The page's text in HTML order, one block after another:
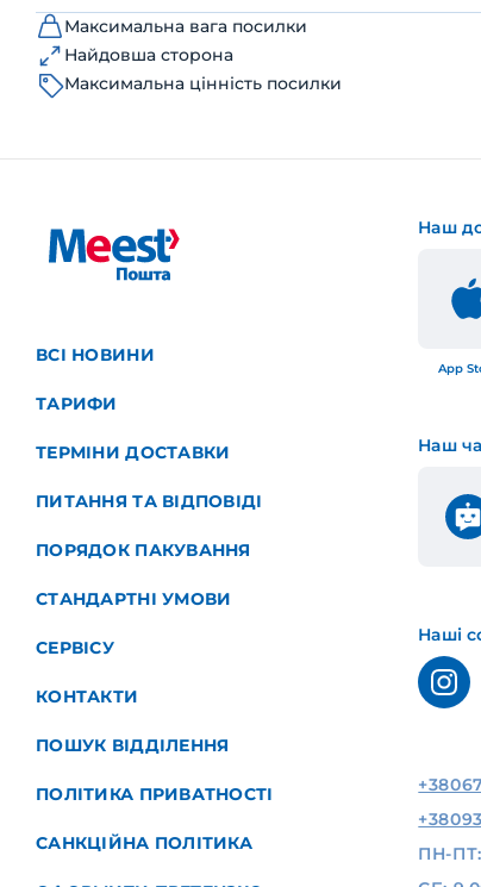
Максимальна вага посилки
Найдовша сторона
Максимальна цінність посилки
ВСІ НОВИНИ
ТАРИФИ
ТЕРМІНИ ДОСТАВКИ
ПИТАННЯ ТА ВІДПОВІДІ
ПОРЯДОК ПАКУВАННЯ
СТАНДАРТНІ УМОВИ
СЕРВІСУ
КОНТАКТИ
ПОШУК ВІДДІЛЕННЯ
ПОЛІТИКА ПРИВАТНОСТІ
САНКЦІЙНА ПОЛІТИКА
Наш
App
Наш
Наші
ПН-